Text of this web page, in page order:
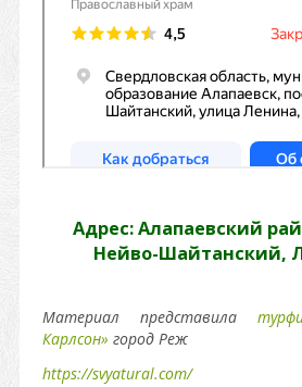
Адрес: Алапаевский
Нейво-Шайтанский,
Материал представила
Карлсон» город Реж
https://svyatural.com/